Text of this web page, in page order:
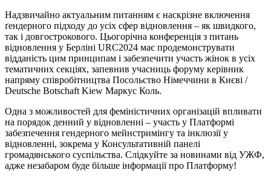
Надзвичайно актуальним питанням є наскрізне включення
ґендерного підходу до усіх сфер відновлення – як швидкого,
так і довгострокового. Цьогорічна конференція з питань
відновлення у Берліні URC2024 має продемонструвати
відданість цим принципам і забезпечити участь жінок в усіх
тематичних секціях, запевнив учасниць форуму керівник
напряму співробітництва Посольство Німеччини в Києві /
Deutsche Botschaft Kiew Маркус Коль.
Одна з можливостей для феміністичних організацій впливати
на порядок денний у відновленні – участь у Платформі
забезпечення гендерного мейнстримінгу та інклюзії у
відновленні, зокрема у Консультативній панелі
громадянського суспільства. Слідкуйте за новинами від УЖФ,
адже незабаром буде більше інформації про Платформу!